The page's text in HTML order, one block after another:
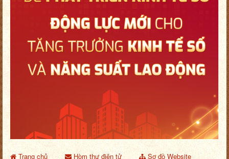
Trang chủ Hòm thư điện tử Sơ đồ Website